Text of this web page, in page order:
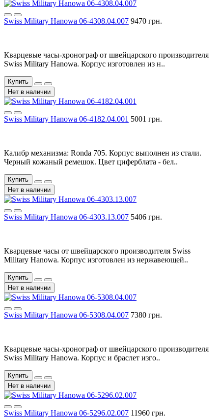
Swiss Military Hanowa 06-4308.04.007 9470 грн.
Кварцевые часы-хронограф от швейцарского производителя
Swiss Military Hanowa. Корпус изготовлен из н..
Купить
Нет в наличии
Swiss Military Hanowa 06-4182.04.001 5001 грн.
Калибр механизма: Ronda 705. Корпус выполнен из стали.
Черный кожаный ремешок. Цвет циферблата - бел..
Купить
Нет в наличии
Swiss Military Hanowa 06-4303.13.007 5406 грн.
Кварцевые часы от швейцарского производителя Swiss
Military Hanowa. Корпус изготовлен из нержавеющей..
Купить
Нет в наличии
Swiss Military Hanowa 06-5308.04.007 7380 грн.
Кварцевые часы-хронограф от швейцарского производителя
Swiss Military Hanowa. Корпус и браслет изго..
Купить
Нет в наличии
Swiss Military Hanowa 06-5296.02.007 11960 грн.